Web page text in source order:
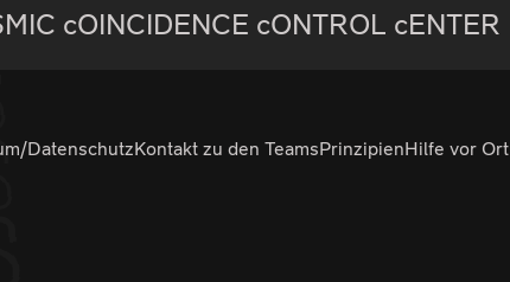
cOINCIDENCE cONTROL cENTER
DatenschutzKontakt zu den TeamsPrinzipienHilfe vor Ort